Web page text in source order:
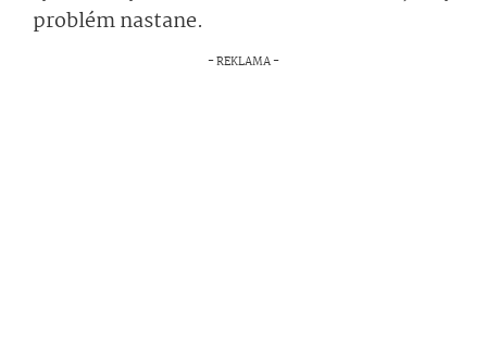
problém nastane.